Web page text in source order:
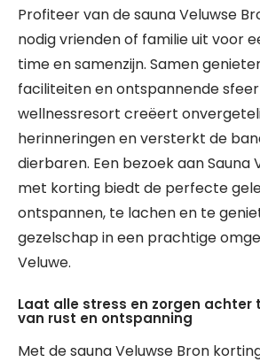
Profiteer van de sauna Veluwse
nodig vrienden of familie uit voor
time en samenzijn. Samen
faciliteiten en ontspannende
wellnessresort creëert
herinneringen en versterkt de
dierbaren. Een bezoek aan Sauna
met korting biedt de perfecte
ontspannen, te lachen en te
gezelschap in een prachtige
Veluwe.
Laat alle stress en zorgen achter
van rust en ontspanning
Met de sauna Veluwse Bron